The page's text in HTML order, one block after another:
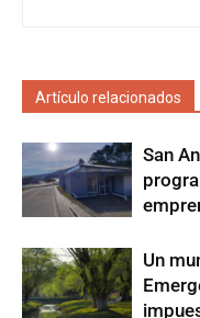
Artículo relacionados
San
Un